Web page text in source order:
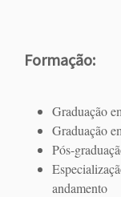
Formação:
Graduação
Graduação
Pós-
andamento